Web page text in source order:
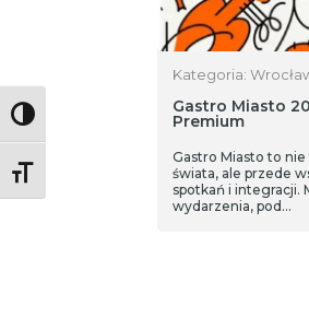
Toggle High Contrast
Toggle Font size
Kategoria:
Gastro Miasto
Premium
Gastro Miasto to
świata, ale przede
spotkań i integracji.
wydarzenia, pod…